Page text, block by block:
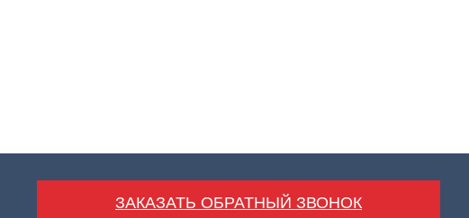
ЗАКАЗАТЬ ОБРАТНЫЙ ЗВОНОК